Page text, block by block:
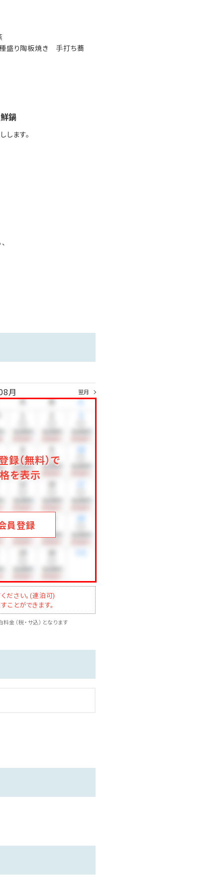
盛り陶板焼き 手打ち蕎
鍋
ます。
月 翌月
録（無料）で
を表示
員登録
ださい。(連泊可)
ことができます。
金（税・サ込）となります